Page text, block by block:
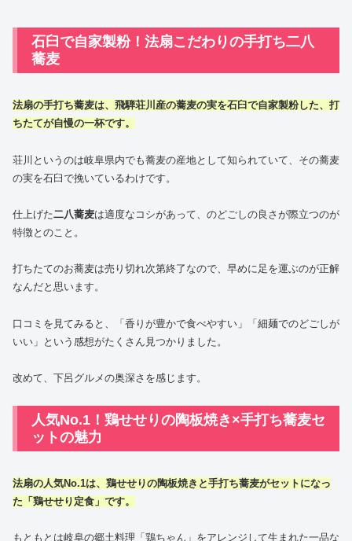
石臼で自家製粉！法扇こだわりの手打ち二八
蕎麦
法扇の手打ち蕎麦は、飛騨荘川産の蕎麦の実を石臼で自家製粉した、打
ちたてが自慢の一杯です。
荘川というのは岐阜県内でも蕎麦の産地として知られていて、その蕎麦
の実を石臼で挽いているわけです。
仕上げた二八蕎麦は適度なコシがあって、のどごしの良さが際立つのが
特徴とのこと。
打ちたてのお蕎麦は売り切れ次第終了なので、早めに足を運ぶのが正解
なんだと思います。
口コミを見てみると、「香りが豊かで食べやすい」「細麺でのどごしが
いい」という感想がたくさん見つかりました。
改めて、下呂グルメの奥深さを感じます。
人気No.1！鶏せせりの陶板焼き×手打ち蕎麦セ
ットの魅力
法扇の人気No.1は、鶏せせりの陶板焼きと手打ち蕎麦がセットになっ
た「鶏せせり定食」です。
もともとは岐阜の郷土料理「鶏ちゃん」をアレンジして生まれた一品な